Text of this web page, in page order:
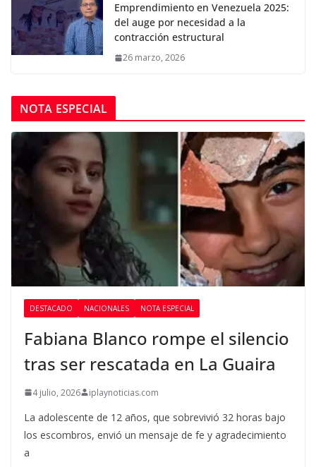
Emprendimiento en Venezuela 2025:
del auge por necesidad a la
contracción estructural
26 marzo, 2026
NOTA ESPECIAL
DESTACADO NACIONALES NOTA ESPECIAL
Fabiana Blanco rompe el silencio
tras ser rescatada en La Guaira
4 julio, 2026 iplaynoticias.com
La adolescente de 12 años, que sobrevivió 32 horas bajo
los escombros, envió un mensaje de fe y agradecimiento
a